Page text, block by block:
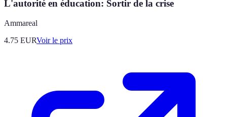
L'autorité en éducation: Sortir de la crise
Ammareal
4.75 EURVoir le prix